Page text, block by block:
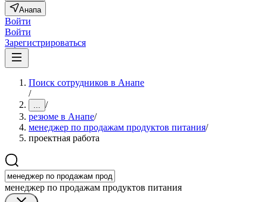
Анапа
Войти
Войти
Зарегистрироваться
Поиск сотрудников в Анапе
/
... /
резюме в Анапе/
менеджер по продажам продуктов питания/
проектная работа
менеджер по продажам продуктов питания